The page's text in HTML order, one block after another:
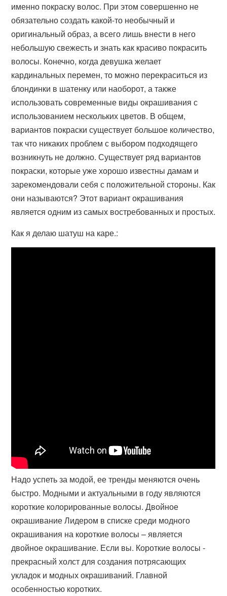
именно покраску волос. При этом совершенно не
обязательно создать какой-то необычный и
оригинальный образ, а всего лишь внести в него
небольшую свежесть и знать как красиво покрасить
волосы. Конечно, когда девушка желает
кардинальных перемен, то можно перекраситься из
блондинки в шатенку или наоборот, а также
использовать современные виды окрашивания с
использованием нескольких цветов. В общем,
вариантов покраски существует большое количество,
так что никаких проблем с выбором подходящего
возникнуть не должно. Существует ряд вариантов
покраски, которые уже хорошо известны дамам и
зарекомендовали себя с положительной стороны. Как
они называются? Этот вариант окрашивания
является одним из самых востребованных и простых.
Как я делаю шатуш на каре.:
Надо успеть за модой, ее тренды меняются очень
быстро. Модными и актуальными в году являются
короткие колорированные волосы. Двойное
окрашивание Лидером в списке среди модного
окрашивания на короткие волосы – является
двойное окрашивание. Если вы. Короткие волосы -
прекрасный холст для создания потрясающих
укладок и модных окрашиваний. Главной
особенностью коротких.